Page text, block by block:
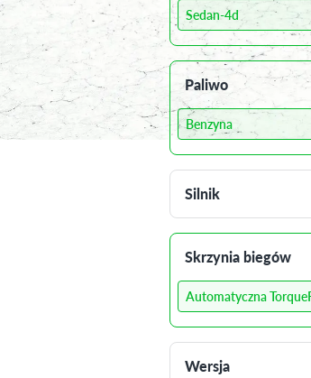
Sedan-4d
Paliwo
Benzyna
Silnik
Skrzynia biegów
Automatyczna
Wersja